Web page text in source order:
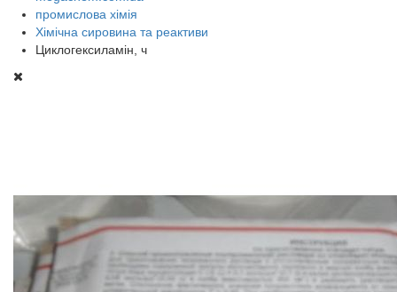
промислова хімія
Хімічна сировина та реактиви
Циклогексиламін, ч